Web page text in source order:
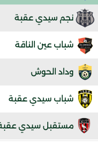
نجم سيدي عقبة
شباب عين الناقة
وداد الحوش
شباب سيدي عقبة
مستقبل سيدي